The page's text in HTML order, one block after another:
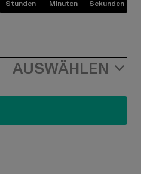
Stunden Minuten Sekunden
AUSWÄHLEN